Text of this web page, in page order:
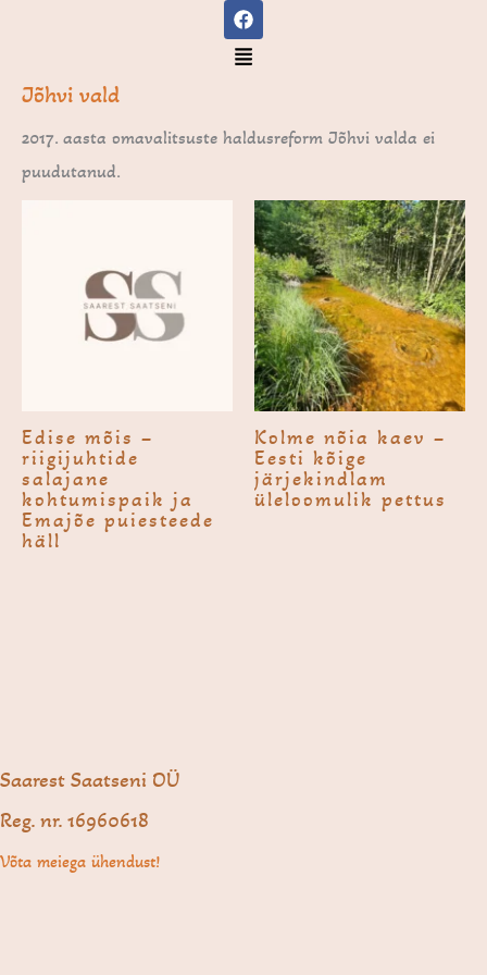
F
a
c
e
o
k
Menu
Jõhvi vald
2017. aasta omavalitsuste haldusreform Jõhvi valda ei
puudutanud.
Edise mõis –
riigijuhtide
salajane
kohtumispaik ja
Emajõe puiesteede
häll
Kolme nõia kaev –
Eesti kõige
järjekindlam
üleloomulik pettus
Saarest Saatseni OÜ
Reg. nr. 16960618
Võta meiega ühendust!